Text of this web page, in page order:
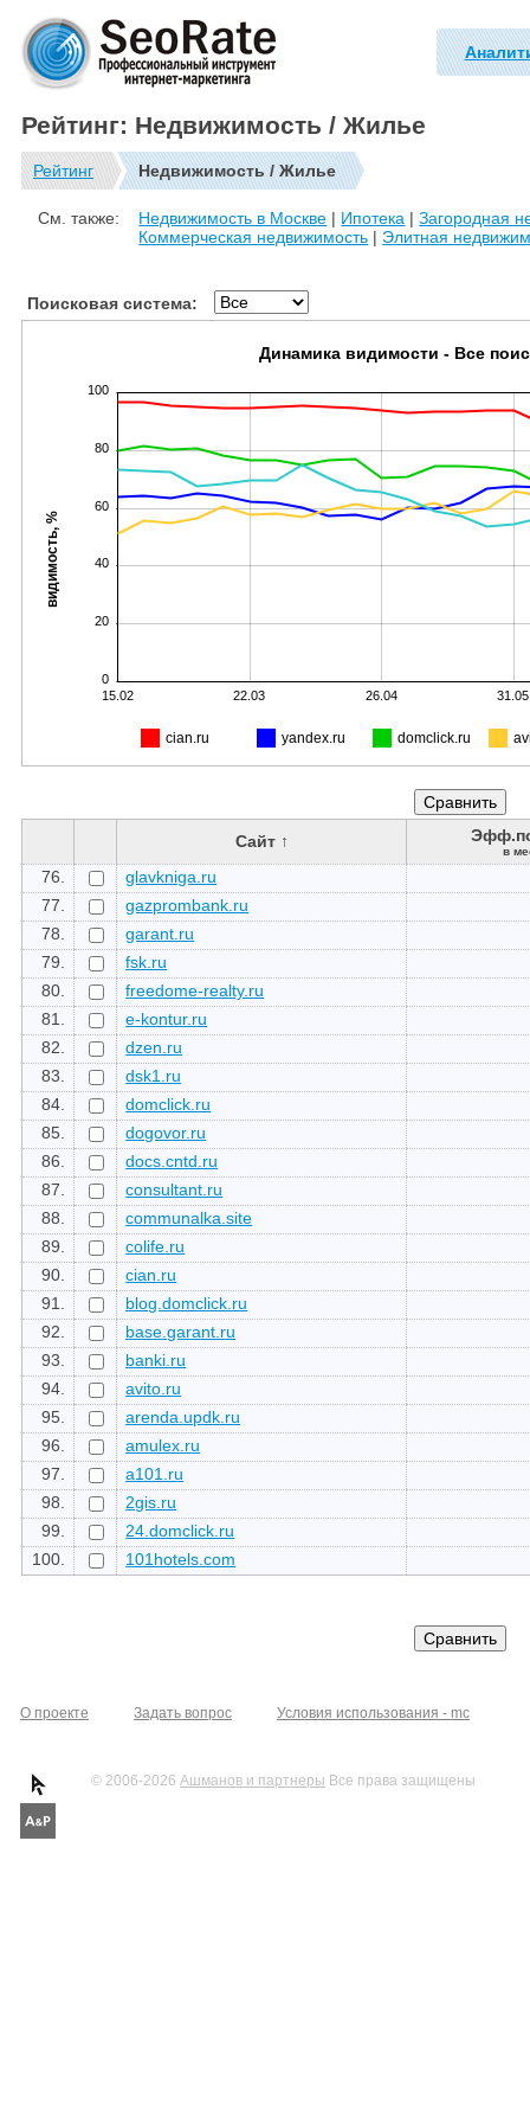
Рейтинг: Недвижимость / Жилье
Рейтинг Недвижимость / Жилье
См. также: Недвижимость в Москве | Ипотека |Загородная
Коммерческая недвижимость | Элитная
Поисковая система:
0
20
40
60
80
100
15.02 22.03 26.04 31.05
видимость, %
Динамика видимости - Все
cian.ru yandex.ru domclick.ru
Сайт ↑
в
76.
glavkniga.ru
77.
gazprombank.ru
78.
garant.ru
79.
fsk.ru
80.
freedome-realty.ru
81.
e-kontur.ru
82.
dzen.ru
83.
dsk1.ru
84.
domclick.ru
85.
dogovor.ru
86.
docs.cntd.ru
87.
consultant.ru
88.
communalka.site
89.
colife.ru
90.
cian.ru
91.
blog.domclick.ru
92.
base.garant.ru
93.
banki.ru
94.
avito.ru
95.
arenda.updk.ru
96.
amulex.ru
97.
a101.ru
98.
2gis.ru
99.
24.domclick.ru
100.
101hotels.com
О проекте Задать вопрос Условия использования - mc
© 2006-2026 Ашманов и партнеры Все права защищены